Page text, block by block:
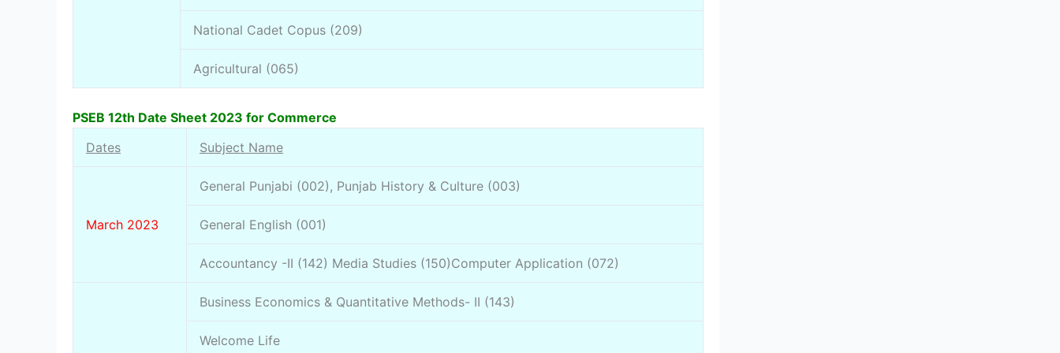
National Cadet Copus (209)
Agricultural (065)
PSEB 12th Date Sheet 2023 for Commerce
Dates
Subject Name
March 2023
General Punjabi (002), Punjab History & Culture (003)
General English (001)
Accountancy -II (142) Media Studies (150)Computer Application (072)
Business Economics & Quantitative Methods- II (143)
Welcome Life